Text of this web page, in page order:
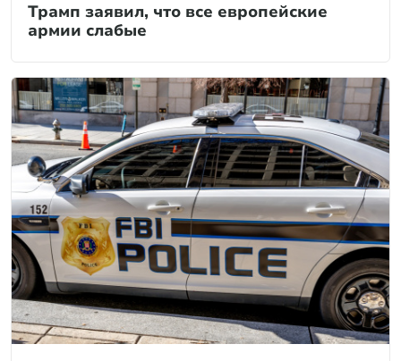
Трамп заявил, что все европейские
армии слабые